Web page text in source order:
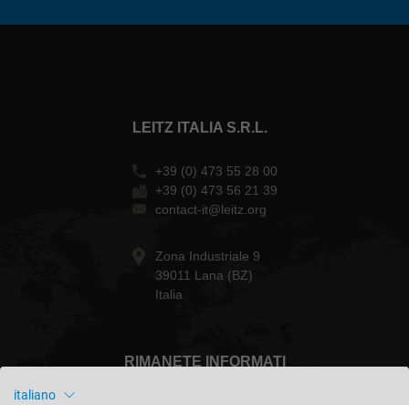
LEITZ ITALIA S.R.L.
+39 (0) 473 55 28 00
+39 (0) 473 56 21 39
contact-it@leitz.org
Zona Industriale 9
39011 Lana (BZ)
Italia
RIMANETE INFORMATI
italiano